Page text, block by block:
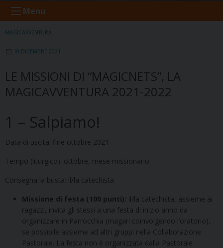
Menu
MAGICAVVENTURA
10 DICEMBRE 2021
LE MISSIONI DI “MAGICNETS”, LA
MAGICAVVENTURA 2021-2022
1 – Salpiamo!
Data di uscita: fine ottobre 2021
Tempo (liturgico): ottobre, mese missionario
Consegna la busta: il/la catechista
Missione di festa (100 punti): il/la catechista, assieme ai
ragazzi, invita gli stessi a una festa di inizio anno da
organizzare in Parrocchia (magari coinvolgendo l’oratorio),
se possibile assieme ad altri gruppi nella Collaborazione
Pastorale. La festa non è organizzata dalla Pastorale